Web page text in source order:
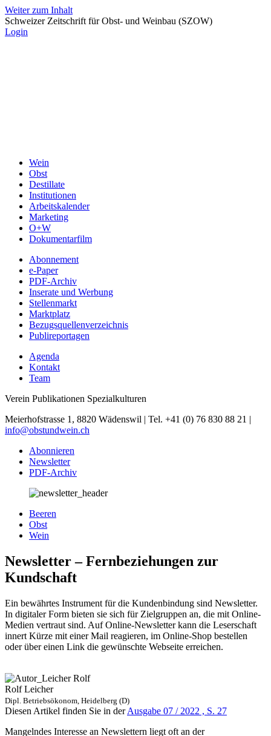
Weiter zum Inhalt
Schweizer Zeitschrift für Obst- und Weinbau (SZOW)
Login
Wein
Obst
Destillate
Institutionen
Arbeitskalender
Marketing
O+W
Dokumentarfilm
Abonnement
e-Paper
PDF-Archiv
Inserate und Werbung
Stellenmarkt
Marktplatz
Bezugsquellenverzeichnis
Publireportagen
Agenda
Kontakt
Team
Verein Publikationen Spezialkulturen
Meierhofstrasse 1, 8820 Wädenswil | Tel. +41 (0) 76 830 88 21 |
info@obstundwein.ch
Abonnieren
Newsletter
PDF-Archiv
Beeren
Obst
Wein
Newsletter – Fernbeziehungen zur
Kundschaft
Ein bewährtes Instrument für die Kundenbindung sind Newsletter.
In digitaler Form bieten sie sich für Zielgruppen an, die mit Online-
Medien vertraut sind. Auf Online-Newsletter kann die Leserschaft
innert Kürze mit einer Mail reagieren, im Online-Shop bestellen
oder über einen Link die gewünschte Webseite erreichen.
Rolf Leicher
Dipl. Betriebsökonom, Heidelberg (D)
Diesen Artikel finden Sie in derAusgabe 07 / 2022 , S. 27
Mangelndes Interesse an Newslettern liegt oft an der